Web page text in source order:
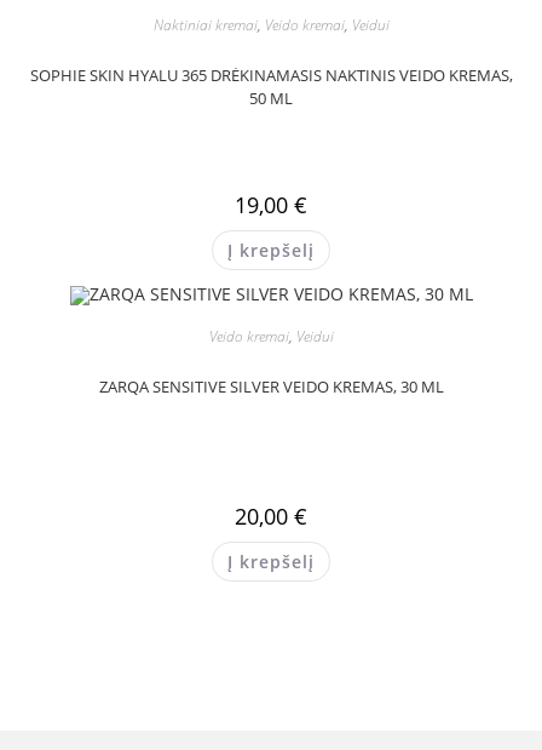
Naktiniai kremai, Veido kremai, Veidui
SOPHIE SKIN HYALU 365 DRĖKINAMASIS NAKTINIS VEIDO KREMAS,
50 ML
19,00 €
Į krepšelį
Veido kremai, Veidui
ZARQA SENSITIVE SILVER VEIDO KREMAS, 30 ML
20,00 €
Į krepšelį